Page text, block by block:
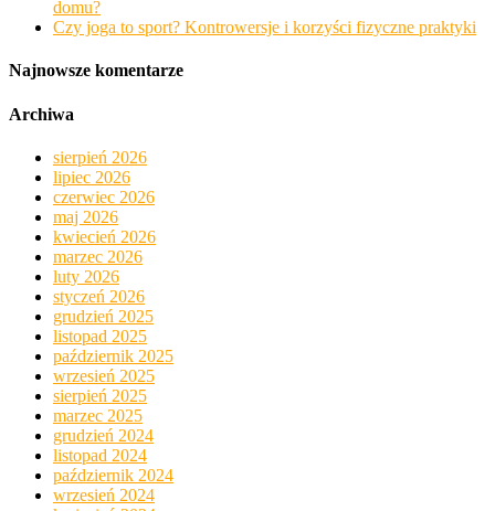
domu?
Czy joga to sport? Kontrowersje i korzyści fizyczne praktyki
Najnowsze komentarze
Archiwa
sierpień 2026
lipiec 2026
czerwiec 2026
maj 2026
kwiecień 2026
marzec 2026
luty 2026
styczeń 2026
grudzień 2025
listopad 2025
październik 2025
wrzesień 2025
sierpień 2025
marzec 2025
grudzień 2024
listopad 2024
październik 2024
wrzesień 2024